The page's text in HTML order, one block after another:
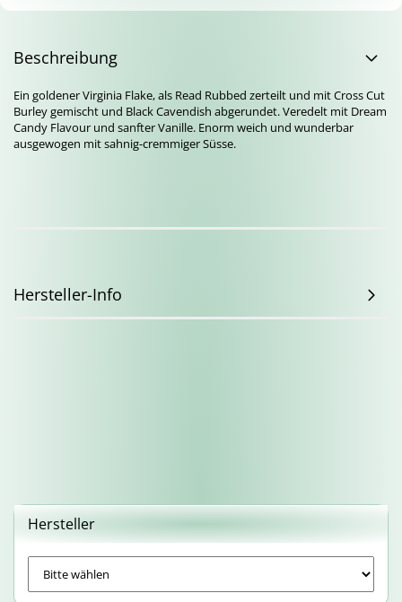
Beschreibung
Ein goldener Virginia Flake, als Read Rubbed zerteilt und mit Cross Cut
Burley gemischt und Black Cavendish abgerundet. Veredelt mit Dream
Candy Flavour und sanfter Vanille. Enorm weich und wunderbar
ausgewogen mit sahnig-cremmiger Süsse.
Hersteller-Info
Hersteller